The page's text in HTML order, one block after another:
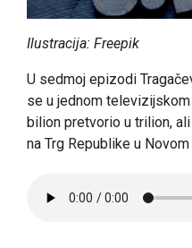
Ilustracija: Freepik
U sedmoj epizodi
se u jednom
bilion pretvorio u trilion,
na Trg Republike u Novom